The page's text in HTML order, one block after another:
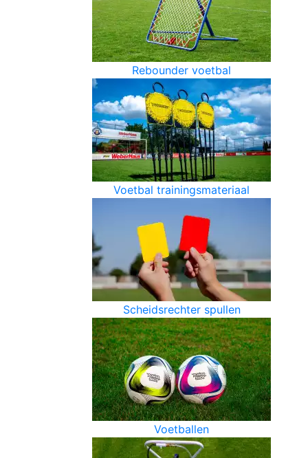
Rebounder voetbal
Voetbal trainingsmateriaal
Scheidsrechter spullen
Voetballen